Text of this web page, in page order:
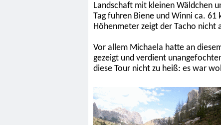
Landschaft mit kleinen Wäldchen
Tag fuhren Biene und Winni ca. 61
Höhenmeter zeigt der Tacho nicht
Vor allem Michaela hatte an
gezeigt und verdient
diese Tour nicht zu heiß: es war